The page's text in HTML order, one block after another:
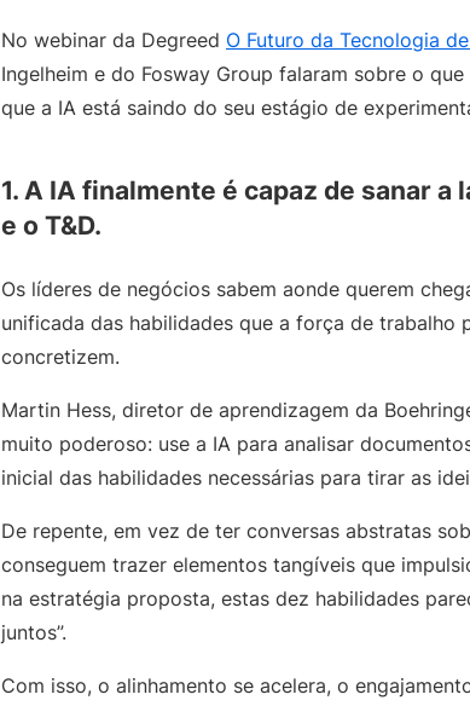
No webinar da Degreed O Futuro da Tecnologia
Ingelheim e do Fosway Group falaram sobre o
que a IA está saindo do seu estágio de
1. A IA finalmente é capaz de sanar
e o T&D.
Os líderes de negócios sabem aonde querem
unificada das habilidades que a força de trabalho
concretizem.
Martin Hess, diretor de aprendizagem da
muito poderoso: use a IA para analisar
inicial das habilidades necessárias para tirar as
De repente, em vez de ter conversas abstratas
conseguem trazer elementos tangíveis que
na estratégia proposta, estas dez habilidades
juntos”.
Com isso, o alinhamento se acelera, o